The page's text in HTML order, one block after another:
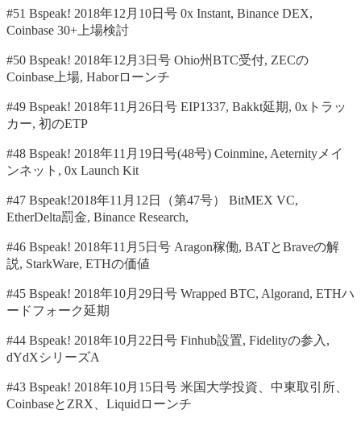
#51 Bspeak! 2018年12月10日号 0x Instant, Binance DEX,
Coinbase 30+上場検討
#50 Bspeak! 2018年12月3日号 Ohio州BTC受付, ZECの
Coinbase上場, Haborローンチ
#49 Bspeak! 2018年11月26日号 EIP1337, Bakkt延期, 0xトラッ
カー, 初のETP
#48 Bspeak! 2018年11月19日号(48号) Coinmine, Aeternityメイ
ンネット, 0x Launch Kit
#47 Bspeak!2018年11月12日（第47号） BitMEX VC,
EtherDelta罰金, Binance Research,
#46 Bspeak! 2018年11月5日号 Aragon稼働, BATとBraveの解
説, StarkWare, ETHの価値
#45 Bspeak! 2018年10月29日号 Wrapped BTC, Algorand, ETHハ
ードフォーク延期
#44 Bspeak! 2018年10月22日号 Finhub設置, Fidelityの参入,
dYdXシリーズA
#43 Bspeak! 2018年10月15日号 米国大学投資、中東取引所、
CoinbaseとZRX、Liquidローンチ